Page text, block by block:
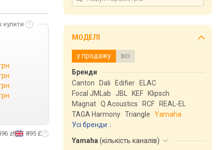
купити
zł 895 £
МОДЕЛІ
у продажу всі
Бренди
Canton
Dali Edifier
ELAC
Focal JMLab
JBL KEF
Klipsch
Magnat Q Acoustics RCF
REAL-EL
TAGA Harmony Triangle
Yamaha
Усі бренди
Yamaha (кількість каналів)